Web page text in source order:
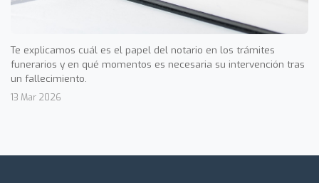
Te explicamos cuál es el papel del notario en los trámites
funerarios y en qué momentos es necesaria su intervención tras
un fallecimiento.
13 Mar 2026